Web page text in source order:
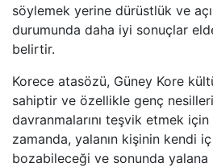
söylemek yerine dürüstlük ve
durumunda daha iyi sonuçlar
belirtir.
Korece atasözü, Güney Kore
sahiptir ve özellikle genç
davranmalarını teşvik etmek için
zamanda, yalanın kişinin kendi iç
bozabileceği ve sonunda yalana